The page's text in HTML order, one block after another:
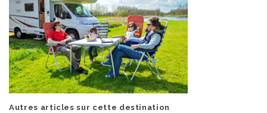
Autres articles sur cette destination